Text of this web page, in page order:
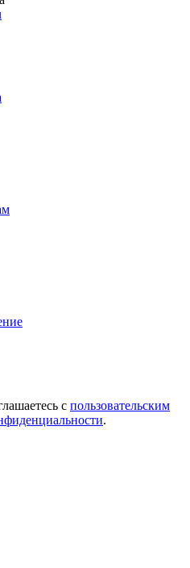
с пользовательским
.